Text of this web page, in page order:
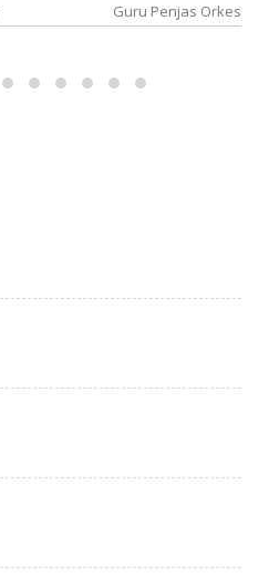
Guru Penjas Orkes